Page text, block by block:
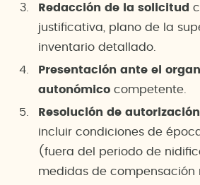
Redacción de la solicitud
justificativa, plano de la
inventario detallado.
Presentación ante el
autonómico competente.
Resolución de autorización
incluir condiciones de
(fuera del periodo de
medidas de compensación